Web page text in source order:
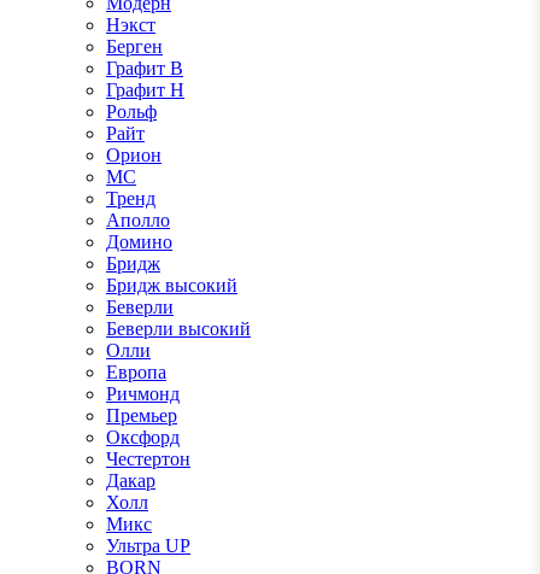
Нэкст
Берген
Графит В
Графит Н
Рольф
Райт
Орион
МС
Тренд
Аполло
Домино
Бридж
Бридж высокий
Беверли
Беверли высокий
Олли
Европа
Ричмонд
Премьер
Оксфорд
Честертон
Дакар
Холл
Микс
Ультра UP
BORN